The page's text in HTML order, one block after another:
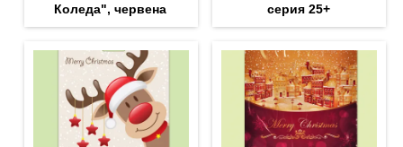
Коледа", червена
серия 25+